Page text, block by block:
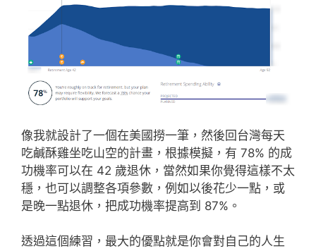
像我就設計了一個在美國撈一筆，然後回台灣每天
吃鹹酥雞坐吃山空的計畫，根據模擬，有 78% 的成
功機率可以在 42 歲退休，當然如果你覺得這樣不太
穩，也可以調整各項參數，例如以後花少一點，或
是晚一點退休，把成功機率提高到 87%。
透過這個練習，最大的優點就是你會對自己的人生